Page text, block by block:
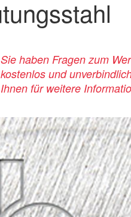
Sie haben Fragen zum
kostenlos und
Ihnen für weitere